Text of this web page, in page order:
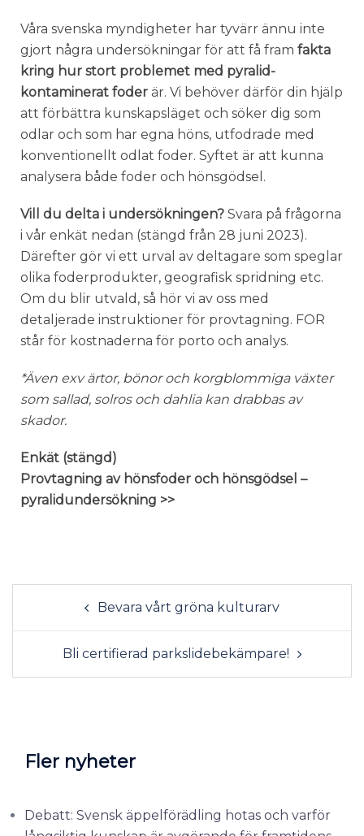
Våra svenska myndigheter har tyvärr ännu inte
gjort några undersökningar för att få fram fakta
kring hur stort problemet med pyralid-
kontaminerat foder är. Vi behöver därför din hjälp
att förbättra kunskapsläget och söker dig som
odlar och som har egna höns, utfodrade med
konventionellt odlat foder. Syftet är att kunna
analysera både foder och hönsgödsel.
Vill du delta i undersökningen? Svara på frågorna
i vår enkät nedan (stängd från 28 juni 2023).
Därefter gör vi ett urval av deltagare som speglar
olika foderprodukter, geografisk spridning etc.
Om du blir utvald, så hör vi av oss med
detaljerade instruktioner för provtagning. FOR
står för kostnaderna för porto och analys.
*Även exv ärtor, bönor och korgblommiga växter
som sallad, solros och dahlia kan drabbas av
skador.
Enkät (stängd)
Provtagning av hönsfoder och hönsgödsel –
pyralidundersökning >>
Bevara vårt gröna kulturarv
Bli certifierad parkslidebekämpare!
Fler nyheter
Debatt: Svensk äppelförädling hotas och varför